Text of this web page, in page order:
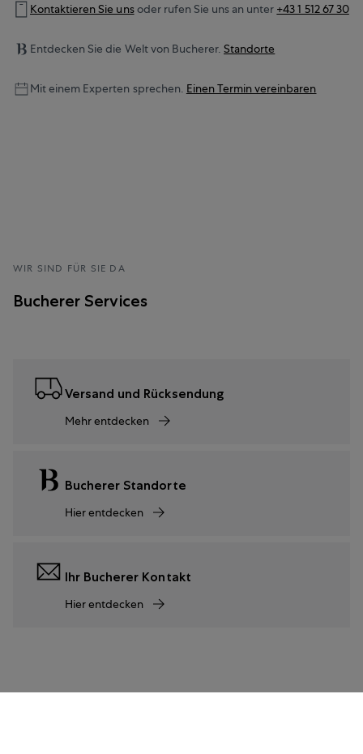
Kontaktieren Sie unsoder rufen Sie uns an unter +43 1 512 67 30
Entdecken Sie die Welt von Bucherer. Standorte
Mit einem Experten sprechen. Einen Termin vereinbaren
WIR SIND FÜR SIE DA
Bucherer Services
Versand und Rücksendung
Mehr entdecken
Bucherer Standorte
Hier entdecken
Ihr Bucherer Kontakt
Hier entdecken